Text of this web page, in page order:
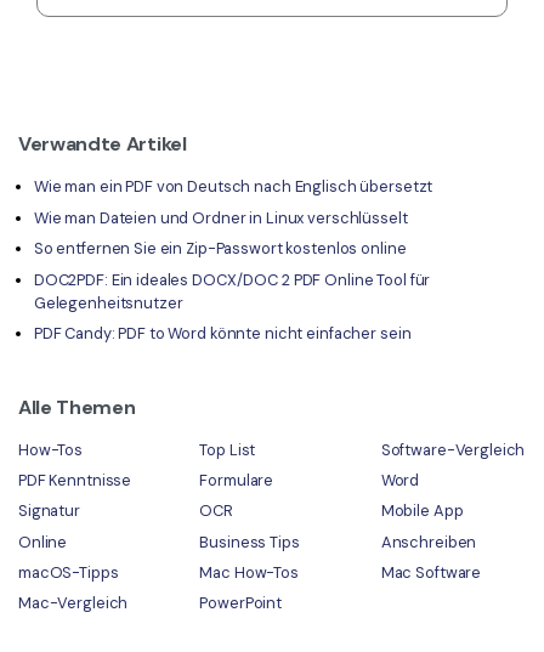
Verwandte Artikel
Wie man ein PDF von Deutsch nach Englisch übersetzt
Wie man Dateien und Ordner in Linux verschlüsselt
So entfernen Sie ein Zip-Passwort kostenlos online
DOC2PDF: Ein ideales DOCX/DOC 2 PDF Online Tool für
Gelegenheitsnutzer
PDF Candy: PDF to Word könnte nicht einfacher sein
Alle Themen
How-Tos Top List
Software-Vergleich
PDF Kenntnisse
Formulare
Word
Signatur
OCR
Mobile App
Online
Business Tips
Anschreiben
macOS-Tipps
Mac How-Tos
Mac Software
Mac-Vergleich
PowerPoint